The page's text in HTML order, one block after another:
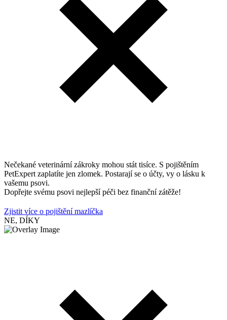
Nečekané veterinární zákroky mohou stát tisíce. S pojištěním
PetExpert zaplatíte jen zlomek. Postarají se o účty, vy o lásku k
vašemu psovi.
Dopřejte svému psovi nejlepší péči bez finanční zátěže!
Zjistit více o pojištění mazlíčka
NE, DÍKY